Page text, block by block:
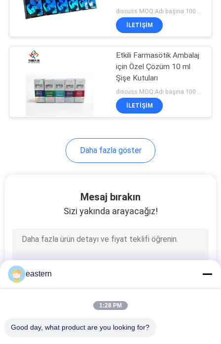
İlaç şişesi etiketi
73
küçük cam şişe
discuss MOQ:Adı başına 100 adet
İLETIŞIM
Etkili Farmasötik Ambalaj
için Özel Çözüm 10 ml
Şişe Kutuları
discuss MOQ:Adı başına 100 adet
İLETIŞIM
Daha fazla göster
Mesaj bırakın
Sizi yakında arayacağız!
eastern
1:28 PM
Good day, what product are you looking for?